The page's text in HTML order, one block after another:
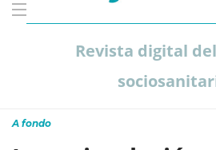
Revista digital
A fondo